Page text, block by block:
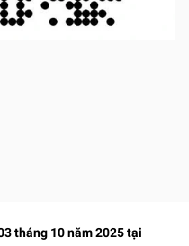
tháng 10 năm 2025 tại